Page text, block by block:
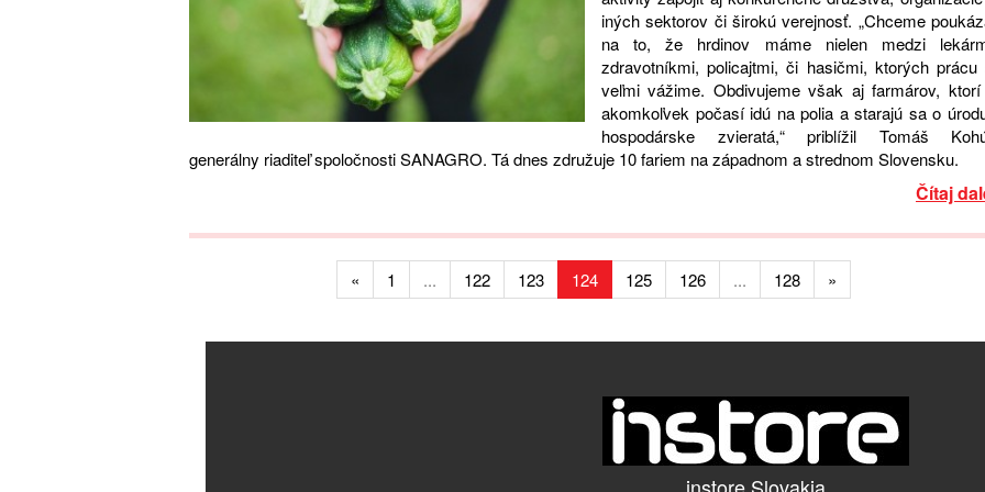
iných sektorov či širokú verejnosť. „Chceme
na to, že hrdinov máme nielen medzi
zdravotníkmi, policajtmi, či hasičmi, ktorých prácu
veľmi vážime. Obdivujeme však aj farmárov,
akomkoľvek počasí idú na polia a starajú sa o
hospodárske zvieratá,“ priblížil Tomáš
generálny riaditeľ spoločnosti SANAGRO. Tá dnes združuje 10 fariem na západnom a strednom Slovensku.
Čítaj
« 1 ... 122 123 124 125 126 ... 128 »